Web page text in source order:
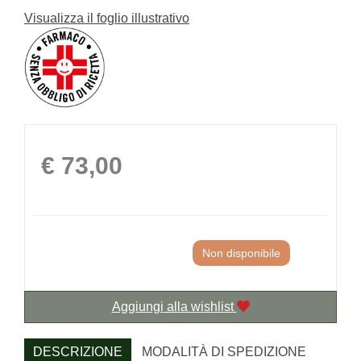
Visualizza il foglio illustrativo
Prezzo
€ 73,00
Non disponibile
Aggiungi alla wishlist
DESCRIZIONE
MODALITÀ DI SPEDIZIONE